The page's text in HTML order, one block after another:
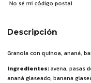
No sé mi código postal
Descripción
Granola con quinoa, ananá,
Ingredientes:avena, pasas
ananá glaseado, banana